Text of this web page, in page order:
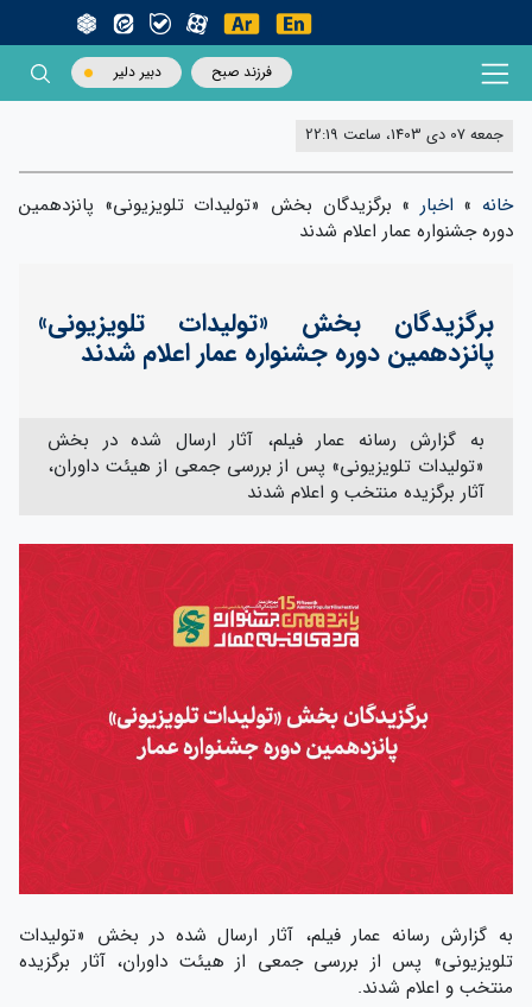
فرزند صبح دبیر دلیر
جمعه 07 دی 1403، ساعت 22:19
خانه » اخبار » برگزیدگان بخش «تولیدات تلویزیونی» پانزدهمین
دوره جشنواره عمار اعلام شدند
برگزیدگان بخش «تولیدات تلویزیونی»
پانزدهمین دوره جشنواره عمار اعلام شدند
به گزارش رسانه عمار فیلم، آثار ارسال شده در بخش
«تولیدات تلویزیونی» پس از بررسی جمعی از هیئت داوران،
آثار برگزیده منتخب و اعلام شدند
به گزارش رسانه عمار فیلم، آثار ارسال شده در بخش «تولیدات
تلویزیونی» پس از بررسی جمعی از هیئت داوران، آثار برگزیده
منتخب و اعلام شدند.